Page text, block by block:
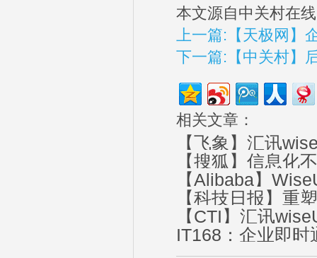
本文源自中关村在
上一篇:【天极网】
下一篇:【中关村】
相关文章：
【飞象】汇讯
【搜狐】信息化
【Alibaba】
【科技日报】重
通讯
【CTI】汇讯
IT168：企业即